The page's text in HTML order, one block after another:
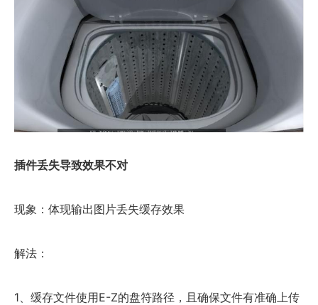
插件丢失导致效果不对
现象：体现输出图片丢失缓存效果
解法：
1、缓存文件使用E-Z的盘符路径，且确保文件有准确上传